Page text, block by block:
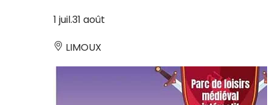
1 juil.31 août
LIMOUX